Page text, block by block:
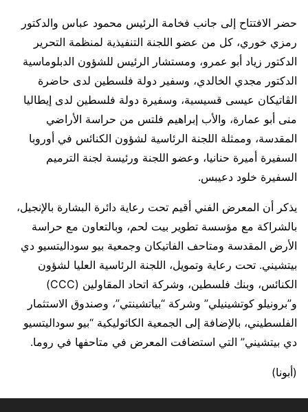
حضر الافتتاح إلى جانب فخامة الرئيس محمود عباس والدكتور
رمزي خوري، كل من عضو اللجنة التنفيذية لمنظمة التحرير
الدكتور زياد أبو عمرو، ومستشار الرئيس للشؤون الدبلوماسية
الدكتور مجدي الخالدي، وسفير دولة فلسطين لدى حاضرة
الڤاتيكان عيسى قسيسية، وسفيرة دولة فلسطين لدى إيطاليا
منى أبو عمارة، والأب إبراهيم فلتس من حراسة الأراضي
المقدسة، وممثلة اللجنة الرئاسية لشؤون الكنائس في أوروبا
السفيرة أميرة حنانيا، وعضو اللجنة ورئيسة لجنة الترميم
السفيرة خلود دعيبس.
يذكر أن المعرض الفني أقيم تحت رعاية دائرة البشارة بالإنجيل،
بالشراكة مع مؤسسة تطوير بيت لحم، وبالتعاون مع حراسة
الأرض المقدسة ومتاحف الفاتيكان وجمعية بيو سوداليتسيو دي
بيتشيني. تحت رعاية وتمويل، اللجنة الرئاسية العليا لشؤون
الكنائس، وبنك فلسطين، وشركة اتحاد المقاولين (CCC)
و”برونيلو كوتشينيلي” وشركة “بياتشينتي”، وصندوق الاستثمار
الفلسطيني، بالإضافة إلى الجمعية الكاثوليكية “بيو سوداليتسيو
دي بيتشيني” التي استضافت المعرض في متاحفها في روما.
(أبونا)